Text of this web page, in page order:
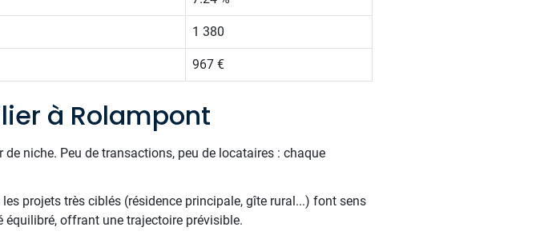
1 380
967 €
à Rolampont
niche. Peu de transactions, peu de locataires : chaque
projets très ciblés (résidence principale, gîte rural...) font sens
offrant une trajectoire prévisible.